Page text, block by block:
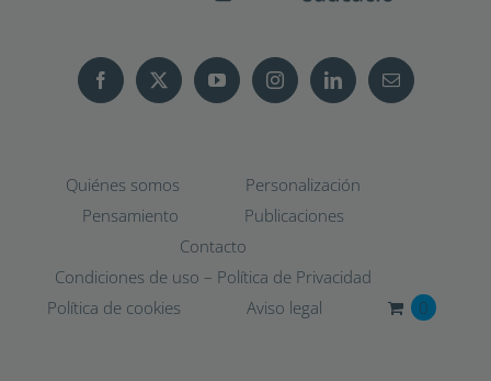
Quiénes somos
Personalización
Pensamiento
Publicaciones
Contacto
Condiciones de uso – Política de Privacidad
Política de cookies
Aviso legal 0